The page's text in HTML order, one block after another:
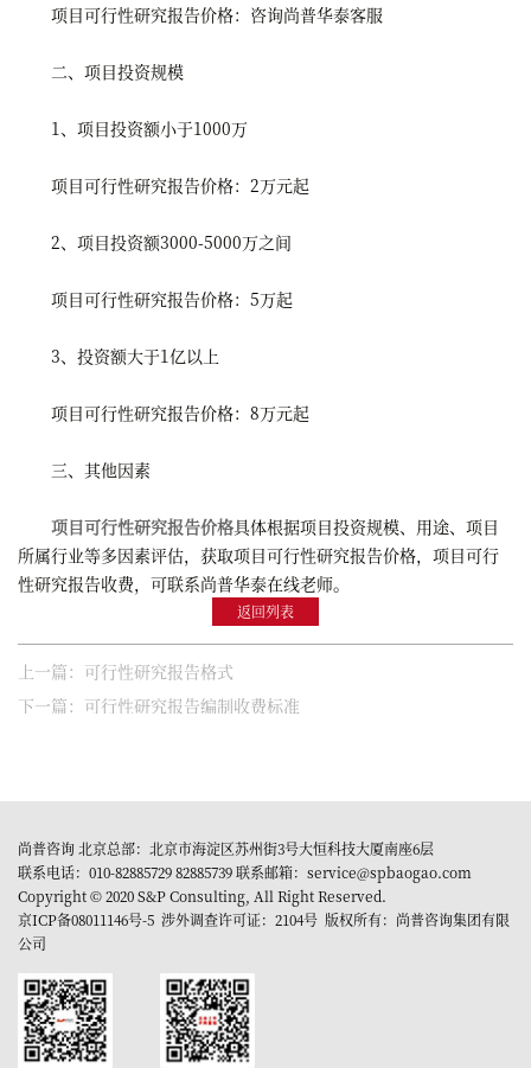
项目可行性研究报告价格：咨询尚普华泰客服
二、项目投资规模
1、项目投资额小于1000万
项目可行性研究报告价格：2万元起
2、项目投资额3000-5000万之间
项目可行性研究报告价格：5万起
3、投资额大于1亿以上
项目可行性研究报告价格：8万元起
三、其他因素
项目可行性研究报告价格具体根据项目投资规模、用途、项目
所属行业等多因素评估，获取项目可行性研究报告价格，项目可行
性研究报告收费，可联系尚普华泰在线老师。
返回列表
上一篇：可行性研究报告格式
下一篇：可行性研究报告编制收费标准
尚普咨询 北京总部：北京市海淀区苏州街3号大恒科技大厦南座6层
联系电话：010-82885729 82885739 联系邮箱：service@spbaogao.com
Copyright © 2020 S&P Consulting, All Right Reserved.
京ICP备08011146号-5 涉外调查许可证：2104号 版权所有：尚普咨询集团有限
公司